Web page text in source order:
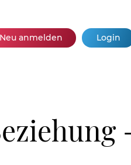
Neu anmelden Login